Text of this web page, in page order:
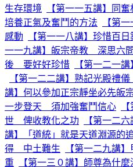
生存環境
【第一一五講】同
培養正氣及奮鬥的方法
【第
感動
【第一一八講】珍惜百
一一九講】皈宗帝教 深思六
後 要好好珍惜
【第一二一
【第一二二講】熟記光殿禮
講】何以參加正宗靜坐必先皈
一步登天 須加強奮鬥信心
世 俾收教化之功
【第一二
講】「道統」就是天道淵源的
得 中土難生
【第一二九講
重
【第一三０講】師尊為什